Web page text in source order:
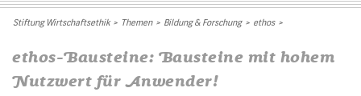
Stiftung Wirtschaftsethik> Themen> Bildung & Forschung> ethos>
ethos-Bausteine: Bausteine mit hohem
Nutzwert für Anwender!